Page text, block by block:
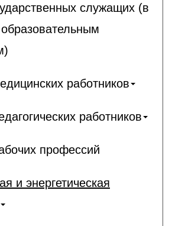
служащих (в
работников
работников
профессий
и энергетическая